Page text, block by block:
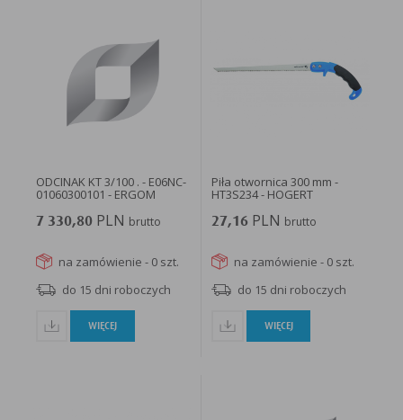
ODCINAK KT 3/100 . - E06NC-
01060300101 - ERGOM
7 330,80PLN brutto
na zamówienie - 0 szt.
do 15 dni roboczych
WIĘCEJ
Piła otwornica 300 mm -
HT3S234 - HOGERT
27,16 PLN brutto
na zamówienie - 0 szt.
do 15 dni roboczych
WIĘCEJ